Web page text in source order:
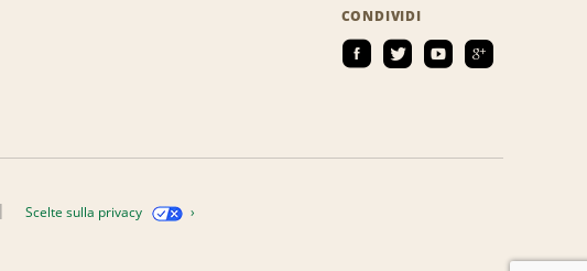
CONDIVIDI
Scelte sulla privacy